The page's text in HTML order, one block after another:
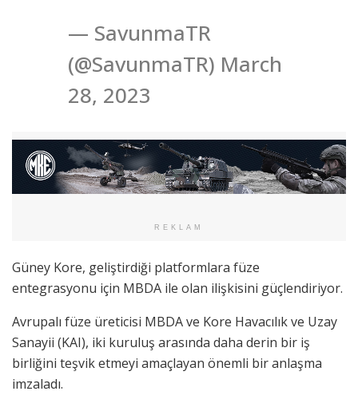
— SavunmaTR
(@SavunmaTR) March
28, 2023
REKLAM
Güney Kore, geliştirdiği platformlara füze
entegrasyonu için MBDA ile olan ilişkisini güçlendiriyor.
Avrupalı füze üreticisi MBDA ve Kore Havacılık ve Uzay
Sanayii (KAI), iki kuruluş arasında daha derin bir iş
birliğini teşvik etmeyi amaçlayan önemli bir anlaşma
imzaladı.